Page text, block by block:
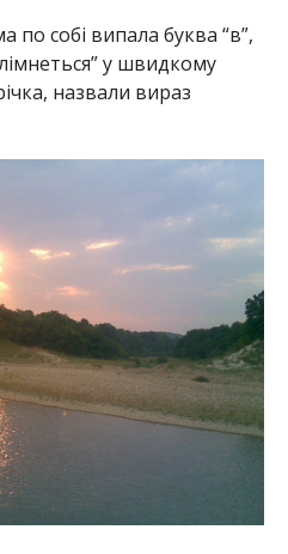
по собі випала буква “в”,
у швидкому
назвали вираз